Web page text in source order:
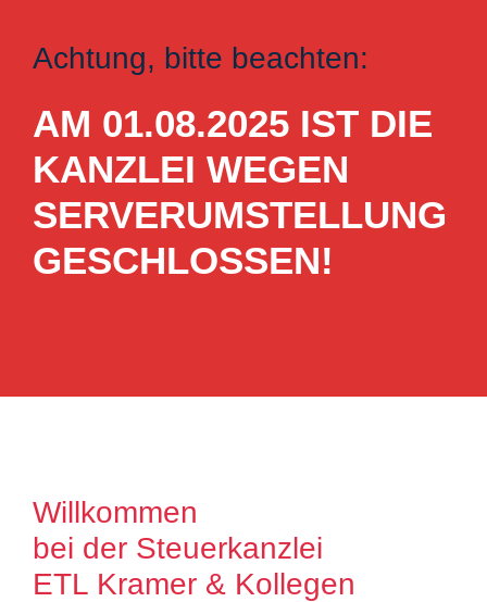
Achtung, bitte beachten:
AM 01.08.2025 IST DIE
KANZLEI WEGEN
SERVERUMSTELLUNG
GESCHLOSSEN!
Willkommen
bei der Steuerkanzlei
ETL Kramer & Kollegen